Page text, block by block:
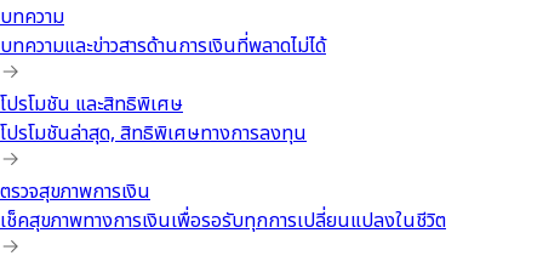
บทความ
บทความและข่าวสารด้านการเงินที่พลาดไม่ได้
โปรโมชัน และสิทธิพิเศษ
โปรโมชันล่าสุด, สิทธิพิเศษทางการลงทุน
ตรวจสุขภาพการเงิน
เช็คสุขภาพทางการเงินเพื่อรอรับทุกการเปลี่ยนแปลงในชีวิต